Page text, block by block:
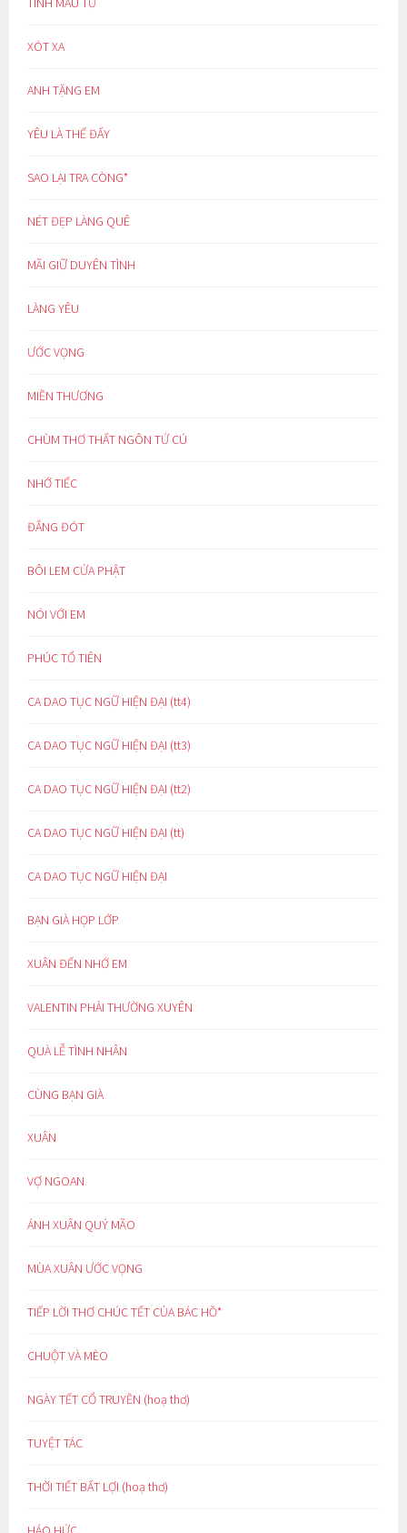
XÓT XA
ANH TẶNG EM
YÊU LÀ THẾ ĐẤY
SAO LẠI TRA CÒNG*
NÉT ĐẸP LÀNG QUÊ
MÃI GIỮ DUYÊN TÌNH
LÀNG YÊU
ƯỚC VỌNG
MIỀN THƯƠNG
CHÙM THƠ THẤT NGÔN TỨ CÚ
NHỚ TIẾC
ĐẮNG ĐÓT
BÔI LEM CỬA PHẬT
NÓI VỚI EM
PHÚC TỔ TIÊN
CA DAO TỤC NGỮ HIỆN ĐẠI (tt4)
CA DAO TỤC NGỮ HIỆN ĐẠI (tt3)
CA DAO TỤC NGỮ HIỆN ĐẠI (tt2)
CA DAO TỤC NGỮ HIỆN ĐẠI (tt)
CA DAO TỤC NGỮ HIỆN ĐẠI
BẠN GIÀ HỌP LỚP
XUÂN ĐẾN NHỚ EM
VALENTIN PHẢI THƯỜNG XUYÊN
QUÀ LỄ TÌNH NHÂN
CÙNG BẠN GIÀ
XUÂN
VỢ NGOAN
ÁNH XUÂN QUÝ MÃO
MÙA XUÂN ƯỚC VỌNG
TIẾP LỜI THƠ CHÚC TẾT CỦA BÁC HỒ*
CHUỘT VÀ MÈO
NGÀY TẾT CỔ TRUYỀN (hoạ thơ)
TUYỆT TÁC
THỜI TIẾT BẤT LỢI (hoạ thơ)